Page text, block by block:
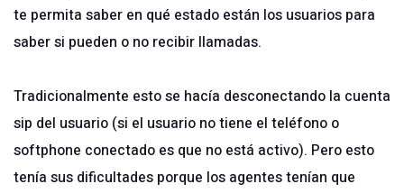
te permita saber en qué estado están los usuarios para
saber si pueden o no recibir llamadas.
Tradicionalmente esto se hacía desconectando la cuenta
sip del usuario (si el usuario no tiene el teléfono o
softphone conectado es que no está activo). Pero esto
tenía sus dificultades porque los agentes tenían que